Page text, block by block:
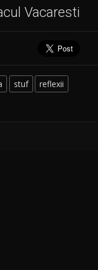
Vacaresti
stuf
reflexii